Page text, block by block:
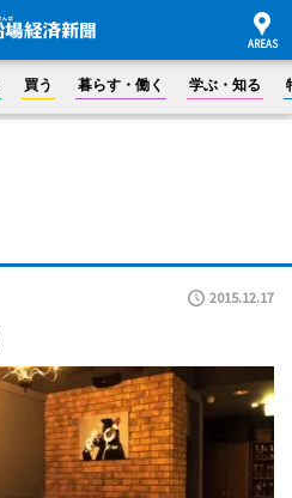
買う 暮らす・働く 学ぶ・知る
2015.12.17